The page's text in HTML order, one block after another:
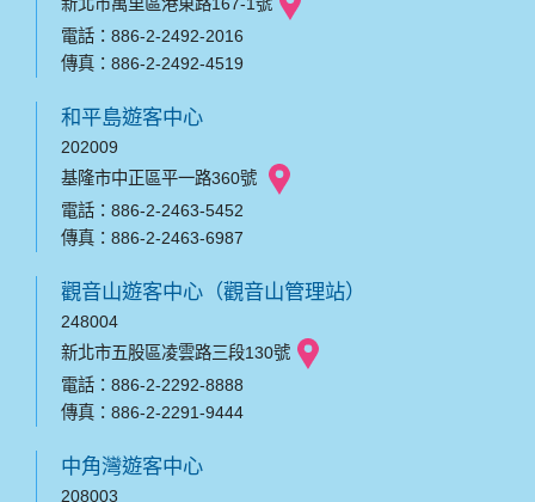
電話：886-2-2492-2016
傳真：886-2-2492-4519
和平島遊客中心
202009
基隆市中正區平一路360號
電話：886-2-2463-5452
傳真：886-2-2463-6987
觀音山遊客中心（觀音山管理站）
248004
新北市五股區凌雲路三段130號
電話：886-2-2292-8888
傳真：886-2-2291-9444
中角灣遊客中心
208003